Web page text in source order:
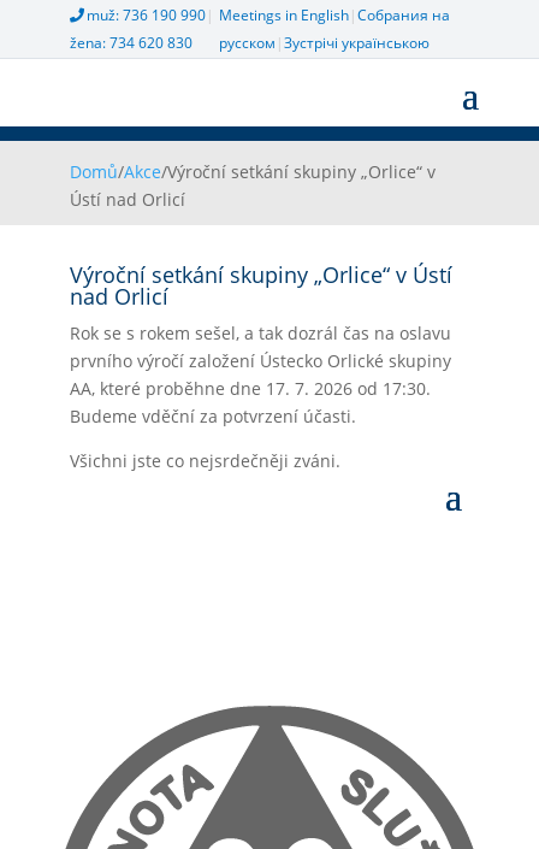
muž: 736 190 990|
žena: 734 620 830
Meetings in English|Собрания на
русском |Зустрічі українською
Domů/Akce/Výroční setkání skupiny „Orlice“ v
Ústí nad Orlicí
Výroční setkání skupiny „Orlice“ v Ústí
nad Orlicí
Rok se s rokem sešel, a tak dozrál čas na oslavu
prvního výročí založení Ústecko Orlické skupiny
AA, které proběhne dne 17. 7. 2026 od 17:30.
Budeme vděční za potvrzení účasti.
Všichni jste co nejsrdečněji zváni.